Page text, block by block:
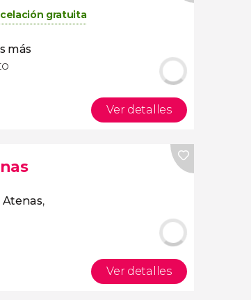
gratuita
más
Ver detalles
Atenas,
Ver detalles